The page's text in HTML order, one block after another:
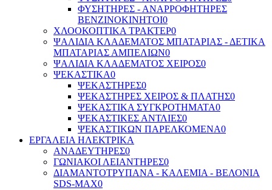
ΦΥΣΗΤΗΡΕΣ - ΑΝΑΡΡΟΦΗΤΗΡΕΣ
ΒΕΝΖΙΝΟΚΙΝΗΤΟΙ0
ΧΛΟΟΚΟΠΤΙΚΑ ΤΡΑΚΤΕΡ0
ΨΑΛΙΔΙΑ ΚΛΑΔΕΜΑΤΟΣ ΜΠΑΤΑΡΙΑΣ - ΔΕΤΙΚΑ
ΜΠΑΤΑΡΙΑΣ ΑΜΠΕΛΙΩΝ0
ΨΑΛΙΔΙΑ ΚΛΑΔΕΜΑΤΟΣ ΧΕΙΡΟΣ0
ΨΕΚΑΣΤΙΚΑ0
ΨΕΚΑΣΤΗΡΕΣ0
ΨΕΚΑΣΤΗΡΕΣ ΧΕΙΡΟΣ & ΠΛΑΤΗΣ0
ΨΕΚΑΣΤΙΚΑ ΣΥΓΚΡΟΤΗΜΑΤΑ0
ΨΕΚΑΣΤΙΚΕΣ ΑΝΤΛΙΕΣ0
ΨΕΚΑΣΤΙΚΩΝ ΠΑΡΕΛΚΟΜΕΝΑ0
ΕΡΓΑΛΕΙΑ ΗΛΕΚΤΡΙΚΑ
ΑΝΑΔΕΥΤΗΡΕΣ0
ΓΩΝΙΑΚΟΙ ΛΕΙΑΝΤΗΡΕΣ0
ΔΙΑΜΑΝΤΟΤΡΥΠΑΝΑ - ΚΑΛΕΜΙΑ - ΒΕΛΟΝΙΑ
SDS-MAX0